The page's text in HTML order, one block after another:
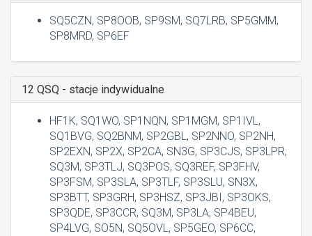
SQ5CZN, SP8OOB, SP9SM, SQ7LRB, SP5GMM,
SP8MRD, SP6EF
12 QSQ - stacje indywidualne
HF1K, SQ1WO, SP1NQN, SP1MGM, SP1IVL,
SQ1BVG, SQ2BNM, SP2GBL, SP2NNO, SP2NH,
SP2EXN, SP2X, SP2CA, SN3G, SP3CJS, SP3LPR,
SQ3M, SP3TLJ, SQ3POS, SQ3REF, SP3FHV,
SP3FSM, SP3SLA, SP3TLF, SP3SLU, SN3X,
SP3BTT, SP3GRH, SP3HSZ, SP3JBI, SP3OKS,
SP3QDE, SP3CCR, SQ3M, SP3LA, SP4BEU,
SP4LVG, SO5N, SQ5OVL, SP5GEO, SP6CC,